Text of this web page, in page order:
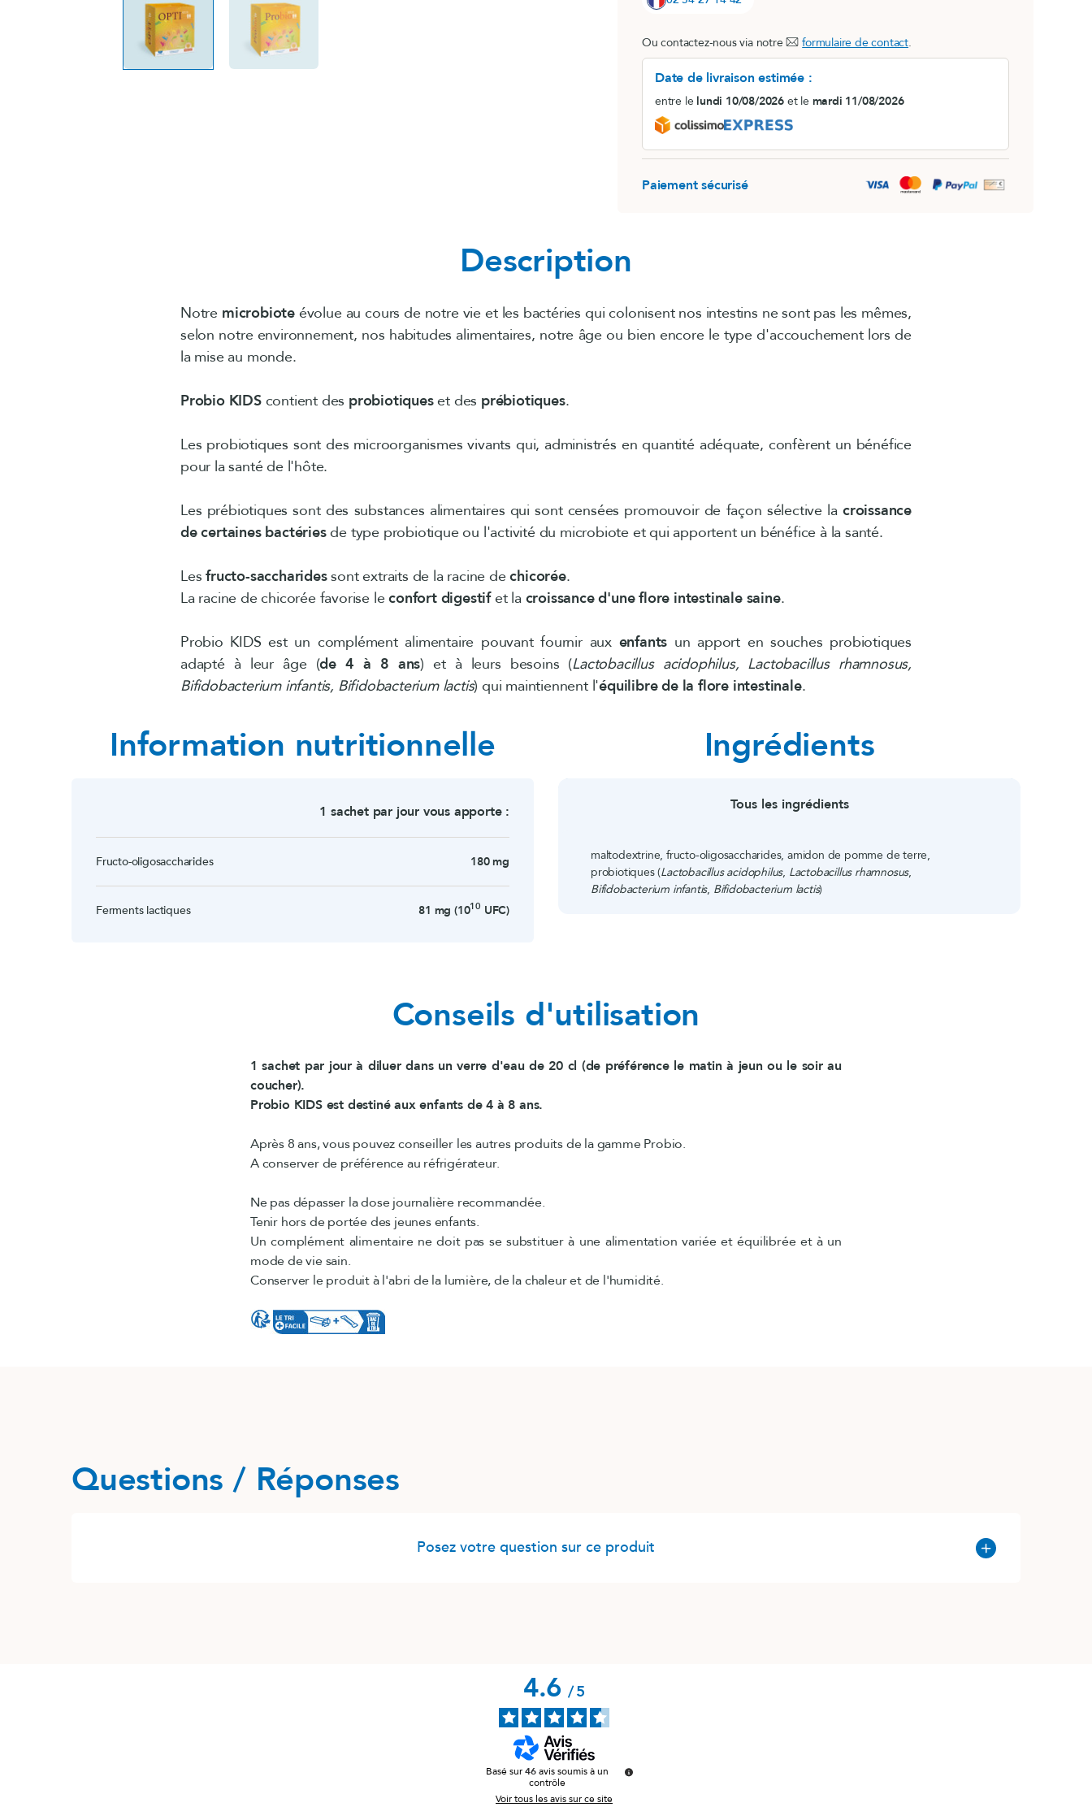
Ou contactez-nous via notre formulaire de contact.
Date de livraison estimée :
entre le lundi 10/08/2026 et le mardi 11/08/2026
Paiement sécurisé
Description
Notre microbioteévolue au cours de notre vie et les bactéries qui colonisent nos intestins ne sont pas les mêmes,
selon notre environnement, nos habitudes alimentaires, notre âge ou bien encore le type d'accouchement lors de
la mise au monde.
Probio KIDScontient des probiotiqueset des prébiotiques.
Les probiotiques sont des microorganismes vivants qui, administrés en quantité adéquate, confèrent un bénéfice
pour la santé de l'hôte.
Les prébiotiques sont des substances alimentaires qui sont censées promouvoir de façon sélective la croissance
de certaines bactériesde type probiotique ou l'activité du microbiote et qui apportent un bénéfice à la santé.
Lesfructo-saccharidessont extraits de la racine dechicorée.
La racine de chicorée favorise leconfort digestifet la croissance d'une flore intestinale saine.
Probio KIDS est un complément alimentaire pouvant fournir aux enfants un apport en souches probiotiques
adapté à leur âge (de 4 à 8 ans) et à leurs besoins (Lactobacillus acidophilus, Lactobacillus rhamnosus,
Bifidobacterium infantis, Bifidobacterium lactis) qui maintiennent l'équilibre de la flore intestinale.
Information nutritionnelle
1 sachet par jour vous apporte :
Fructo-oligosaccharides 180 mg
Ferments lactiques 81 mg (1010 UFC)
Ingrédients
Tous les ingrédients
maltodextrine, fructo-oligosaccharides, amidon de pomme de terre,
probiotiques (Lactobacillus acidophilus, Lactobacillus rhamnosus,
Bifidobacterium infantis, Bifidobacterium lactis)
Conseils d'utilisation
1 sachet par jour à diluer dans un verre d'eau de 20 cl (de préférence le matin à jeun ou le soir au
coucher).
Probio KIDS est destiné aux enfants de 4 à 8 ans.
Après 8 ans, vous pouvez conseiller les autres produits de la gamme Probio.
A conserver de préférence au réfrigérateur.
Ne pas dépasser la dose journalière recommandée.
Tenir hors de portée des jeunes enfants.
Un complément alimentaire ne doit pas se substituer à une alimentation variée et équilibrée et à un
mode de vie sain.
Conserver le produit à l'abri de la lumière, de la chaleur et de l'humidité.
Questions / Réponses
Posez votre question sur ce produit
4.6/5
Basé sur46 avis soumis à un
contrôle
Voir tous les avis sur ce site